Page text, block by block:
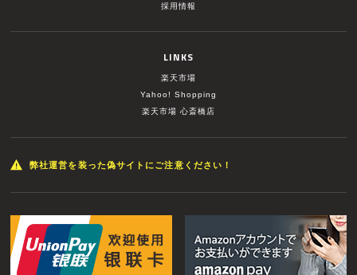
採用情報
LINKS
楽天市場
Yahoo! Shopping
楽天市場 心斎橋店
弊社運営を装った偽サイトにご注意ください！